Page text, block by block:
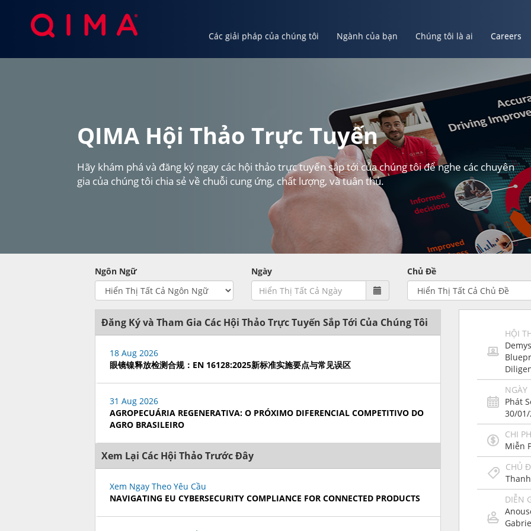
Các giải pháp của chúng tôi Ngành của bạn Chúng tôi là ai Careers
QIMA Hội Thảo Trực Tuyến
Hãy khám phá và đăng ký ngay các hội thảo trực tuyến sắp tới của chúng tôi để nghe các chuyên
gia của chúng tôi chia sẻ về chuỗi cung ứng, chất lượng, và tuân thủ.
Ngôn Ngữ Ngày Chủ Đề
Đăng Ký và Tham Gia Các Hội Thảo Trực Tuyến Sắp Tới Của Chúng Tôi
18 Aug 2026
眼镜镍释放检测合规：EN 16128:2025新标准实施要点与常见误区
31 Aug 2026
AGROPECUÁRIA REGENERATIVA: O PRÓXIMO DIFERENCIAL COMPETITIVO DO
AGRO BRASILEIRO
Xem Lại Các Hội Thảo Trước Đây
Xem Ngay Theo Yêu Cầu
NAVIGATING EU CYBERSECURITY COMPLIANCE FOR CONNECTED PRODUCTS
HỘI
NGÀY
Phát
30/
CHI
Miễn
CHỦ
DIỄN